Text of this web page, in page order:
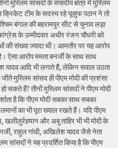
मुस्लिम सांसदों के संसदीय क्षेत्र में मुस्लिम
क्रिकेट टीम के सदस्य रहे यूसुफ पठान ने तो
बंगाल की बहरामपुर सीट से चुनाव लड़ा
के उम्मीदवार अधीर रंजन चौधरी को
की संख्या ज्यादा थी। आमतौर पर यह आरोप
ऐसा आरोप ममता बनर्जी के साथ साथ
आदि भी लगाते हैं, लेकिन सवाल उठता
मुस्लिम सांसद ही पीएम मोदी की प्रशंसा
सकते हैं? तीनों मुस्लिम सांसदों ने पीएम मोदी
है कि पीएम मोदी सबका साथ सबका
का भी पूरा ख्याल रखते हैं। यदि पीएम
खलीलुर्रहमान और अबु ताहिर भी भी मोदी के
राहुल गांधी, अखिलेश यादव जैसे नेता
सांसदों ने यह प्रदर्शित किया है कि पीएम